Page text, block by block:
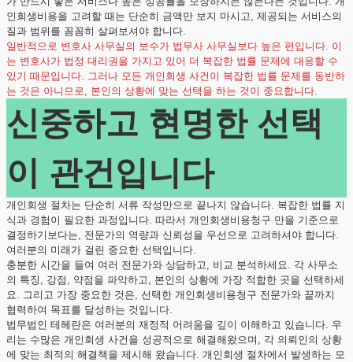
인회생비용을 고려할 때는 단순히 금액만 보지 마시고, 제공되는 서비스의
질과 범위를 꼼꼼히 살펴보셔야 합니다.
일반적으로 변호사 사무실의 보수가 법무사 사무실보다 높은 편입니다. 이
는 변호사가 법정 대리권을 가지고 있어 더 복잡한 법률 문제에 대응할 수
있기 때문입니다. 그러나 모든 개인회생 사건이 복잡한 법률 문제를 동반하
는 것은 아니므로, 본인의 상황에 맞는 선택을 하는 것이 중요합니다.
신중하고 현명한 선택
이 관건입니다
개인회생 절차는 단순히 서류 작성만으로 끝나지 않습니다. 복잡한 법률 지
식과 경험이 필요한 과정입니다. 따라서 개인회생비용청구 만을 기준으로
결정하기보다는, 전문가의 역량과 신뢰성을 우선으로 고려하셔야 합니다.
여러분의 미래가 걸린 중요한 선택입니다.
충분한 시간을 들여 여러 전문가와 상담하고, 비교 분석하세요. 각 사무소
의 특징, 강점, 약점을 파악하고, 본인의 상황에 가장 적합한 곳을 선택하세
요. 그리고 가장 중요한 것은, 선택한 개인회생비용청구 전문가와 끝까지
협력하여 목표를 달성하는 것입니다.
법무법인 테헤란은 여러분의 재정적 어려움을 깊이 이해하고 있습니다. 우
리는 수많은 개인회생 사건을 성공적으로 해결해왔으며, 각 의뢰인의 상황
에 맞는 최적의 해결책을 제시해 왔습니다. 개인회생 절차에서 발생하는 모